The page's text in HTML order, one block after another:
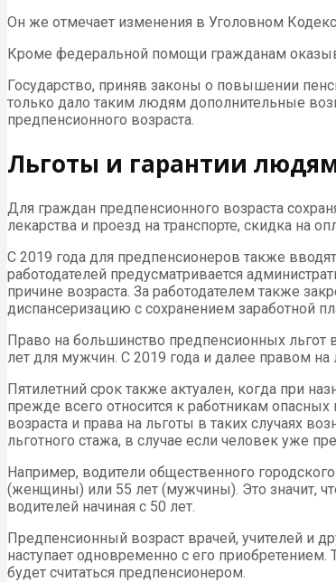
Он же отмечает изменения в Уголовном
Кроме федеральной помощи гражданам
Государство, приняв законы о повышении
только дало таким людям дополнительные
предпенсионного возраста.
Льготы и гарантии
Для граждан предпенсионного возраста
лекарства и проезд на транспорте, скидка на
С 2019 года для предпенсионеров также
работодателей предусматривается
причине возраста. За работодателем также
диспансеризацию с сохранением заработной
Право на большинство предпенсионных льгот
лет для мужчин. С 2019 года и далее правом
Пятилетний срок также актуален, когда при
прежде всего относится к работникам
возраста и права на льготы в таких случаях
льготного стажа, в случае если человек уже
Например, водители общественного
(женщины) или 55 лет (мужчины). Это значит,
водителей начиная с 50 лет.
Предпенсионный возраст врачей, учителей и
наступает одновременно с его
будет считаться предпенсионером.